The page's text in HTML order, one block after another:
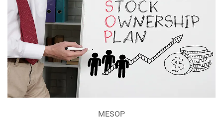
MESOP